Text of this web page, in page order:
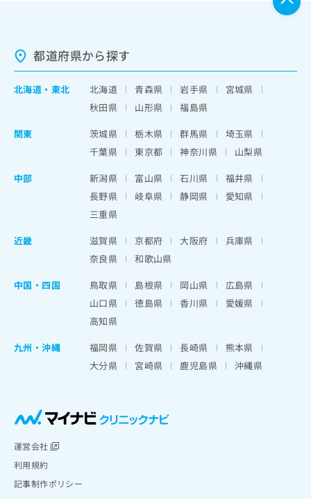
都道府県から探す
北海道 ・ 東北 北海道 青森県 岩手県
宮城県
秋田県
山形県
福島県
関東
茨城県 栃木県 群馬県
埼玉県
千葉県
東京都 神奈川県
山梨県
中部
新潟県 富山県 石川県
福井県
長野県
岐阜県 静岡県
愛知県
三重県
近畿
滋賀県 京都府 大阪府
兵庫県
奈良県
和歌山県
中国・四国
鳥取県 島根県 岡山県
広島県
山口県
徳島県 香川県
愛媛県
高知県
九州・沖縄
福岡県 佐賀県 長崎県
熊本県
大分県
宮崎県 鹿児島県 沖縄県
運営会社
利用規約
記事制作ポリシー